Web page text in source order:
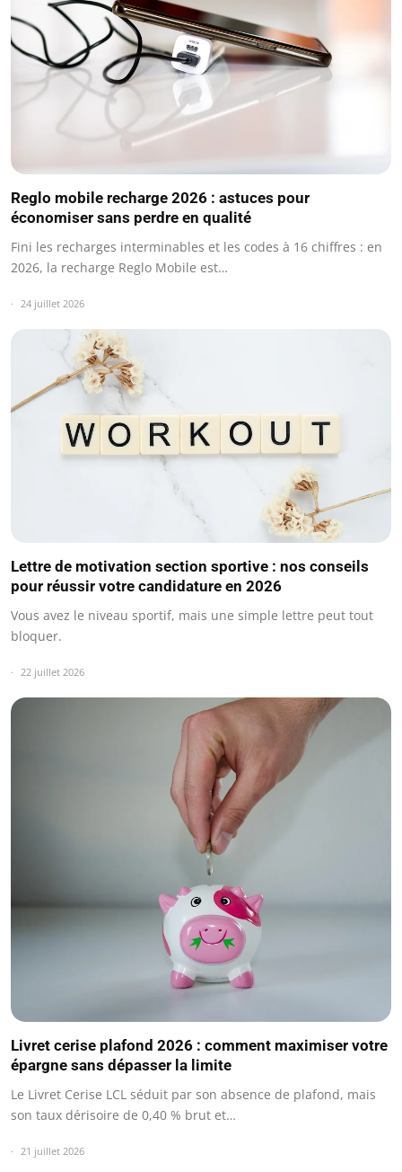
Reglo mobile recharge 2026 : astuces pour
économiser sans perdre en qualité
Fini les recharges interminables et les codes à 16 chiffres : en
2026, la recharge Reglo Mobile est…
24 juillet 2026
Lettre de motivation section sportive : nos conseils
pour réussir votre candidature en 2026
Vous avez le niveau sportif, mais une simple lettre peut tout
bloquer.
22 juillet 2026
Livret cerise plafond 2026 : comment maximiser votre
épargne sans dépasser la limite
Le Livret Cerise LCL séduit par son absence de plafond, mais
son taux dérisoire de 0,40 % brut et…
21 juillet 2026